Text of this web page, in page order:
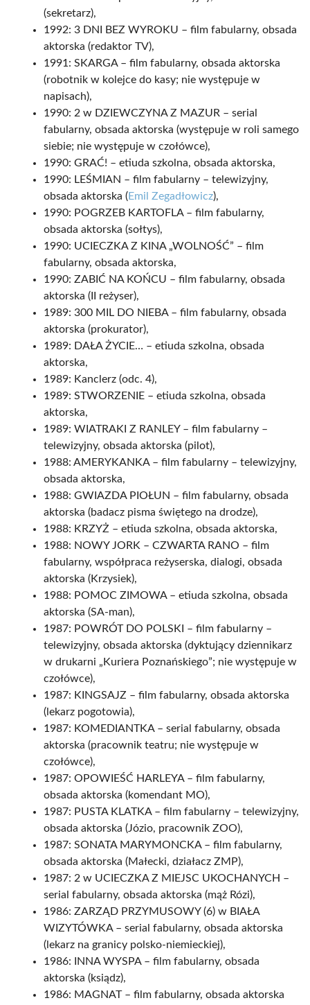
(sekretarz),
1992: 3 DNI BEZ WYROKU – film fabularny, obsada
aktorska (redaktor TV),
1991: SKARGA – film fabularny, obsada aktorska
(robotnik w kolejce do kasy; nie występuje w
napisach),
1990: 2 w DZIEWCZYNA Z MAZUR – serial
fabularny, obsada aktorska (występuje w roli samego
siebie; nie występuje w czołówce),
1990: GRAĆ! – etiuda szkolna, obsada aktorska,
1990: LEŚMIAN – film fabularny – telewizyjny,
obsada aktorska (Emil Zegadłowicz),
1990: POGRZEB KARTOFLA – film fabularny,
obsada aktorska (sołtys),
1990: UCIECZKA Z KINA „WOLNOŚĆ” – film
fabularny, obsada aktorska,
1990: ZABIĆ NA KOŃCU – film fabularny, obsada
aktorska (II reżyser),
1989: 300 MIL DO NIEBA – film fabularny, obsada
aktorska (prokurator),
1989: DAŁA ŻYCIE… – etiuda szkolna, obsada
aktorska,
1989: Kanclerz (odc. 4),
1989: STWORZENIE – etiuda szkolna, obsada
aktorska,
1989: WIATRAKI Z RANLEY – film fabularny –
telewizyjny, obsada aktorska (pilot),
1988: AMERYKANKA – film fabularny – telewizyjny,
obsada aktorska,
1988: GWIAZDA PIOŁUN – film fabularny, obsada
aktorska (badacz pisma świętego na drodze),
1988: KRZYŻ – etiuda szkolna, obsada aktorska,
1988: NOWY JORK – CZWARTA RANO – film
fabularny, współpraca reżyserska, dialogi, obsada
aktorska (Krzysiek),
1988: POMOC ZIMOWA – etiuda szkolna, obsada
aktorska (SA-man),
1987: POWRÓT DO POLSKI – film fabularny –
telewizyjny, obsada aktorska (dyktujący dziennikarz
w drukarni „Kuriera Poznańskiego”; nie występuje w
czołówce),
1987: KINGSAJZ – film fabularny, obsada aktorska
(lekarz pogotowia),
1987: KOMEDIANTKA – serial fabularny, obsada
aktorska (pracownik teatru; nie występuje w
czołówce),
1987: OPOWIEŚĆ HARLEYA – film fabularny,
obsada aktorska (komendant MO),
1987: PUSTA KLATKA – film fabularny – telewizyjny,
obsada aktorska (Józio, pracownik ZOO),
1987: SONATA MARYMONCKA – film fabularny,
obsada aktorska (Małecki, działacz ZMP),
1987: 2 w UCIECZKA Z MIEJSC UKOCHANYCH –
serial fabularny, obsada aktorska (mąż Rózi),
1986: ZARZĄD PRZYMUSOWY (6) w BIAŁA
WIZYTÓWKA – serial fabularny, obsada aktorska
(lekarz na granicy polsko-niemieckiej),
1986: INNA WYSPA – film fabularny, obsada
aktorska (ksiądz),
1986: MAGNAT – film fabularny, obsada aktorska